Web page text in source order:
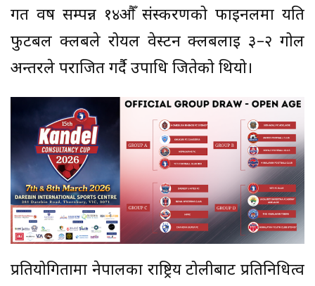
गत वर्ष सम्पन्न १४औँ संस्करणको फाइनलमा यति
फुटबल क्लबले रोयल वेस्टर्न क्लबलाई ३–२ गोल
अन्तरले पराजित गर्दै उपाधि जितेको थियो।
प्रतियोगितामा नेपालका राष्ट्रिय टोलीबाट प्रतिनिधित्व